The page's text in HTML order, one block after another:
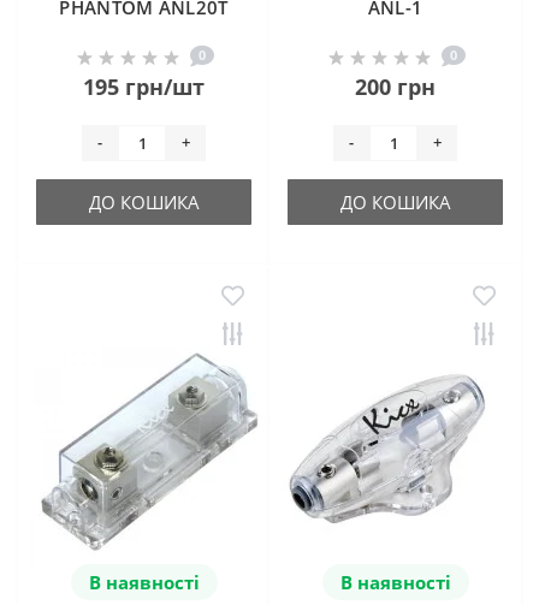
PHANTOM ANL20T
0
195 грн/шт
- +
ДО КОШИКА
ANL-1
0
200 грн
- +
ДО КОШИКА
В наявності
В наявності